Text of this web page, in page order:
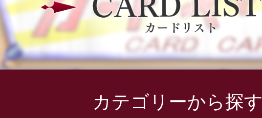
カテゴリーから探す